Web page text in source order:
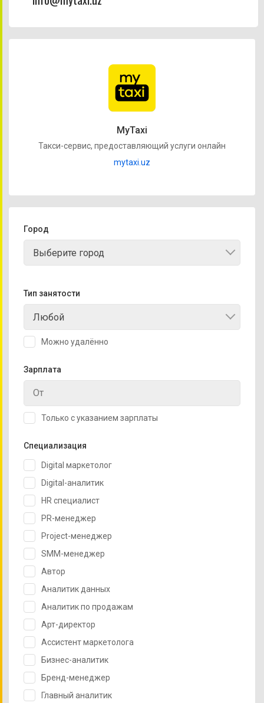
MyTaxi
Такси-сервис, предоставляющий услуги онлайн
mytaxi.uz
Город
Выберите город
Тип занятости
Любой
Можно удалённо
Зарплата
Только с указанием зарплаты
Специализация
Digital маркетолог
Digital-аналитик
HR специалист
PR-менеджер
Project-менеджер
SMM-менеджер
Автор
Аналитик данных
Аналитик по продажам
Арт-директор
Ассистент маркетолога
Бизнес-аналитик
Бренд-менеджер
Главный аналитик